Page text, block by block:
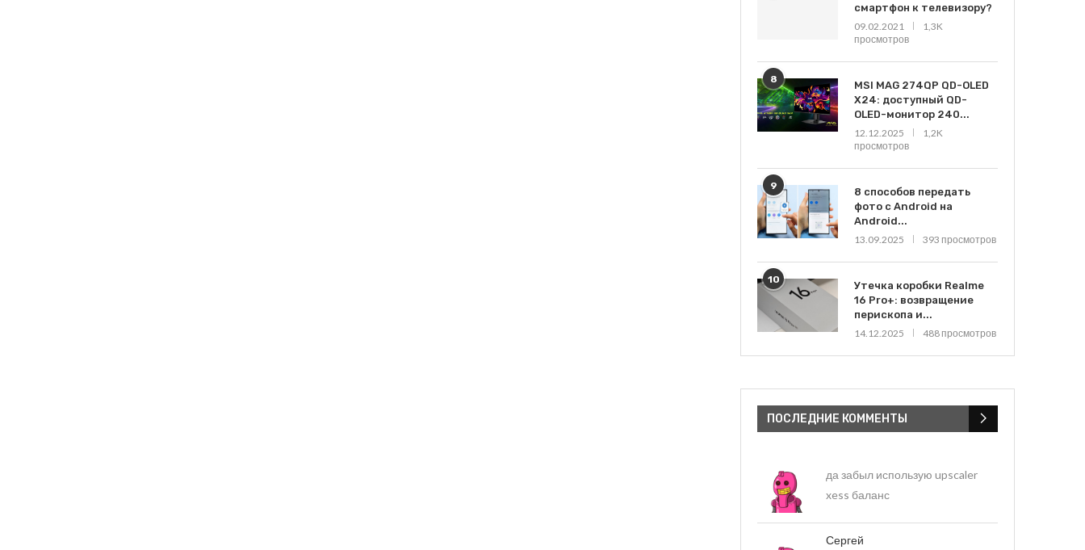
смартфон к телевизору?
09.02.2021
1,3K
просмотров
8
MSI MAG 274QP QD-OLED
X24: доступный QD-
OLED-монитор 240...
12.12.2025
1,2K
просмотров
9
8 способов передать
фото с Android на
Android...
13.09.2025
393 просмотров
10
Утечка коробки Realme
16 Pro+: возвращение
перископа и...
14.12.2025
488 просмотров
ПОСЛЕДНИЕ КОММЕНТЫ
да забыл использую upscaler
xess баланс
Сергей